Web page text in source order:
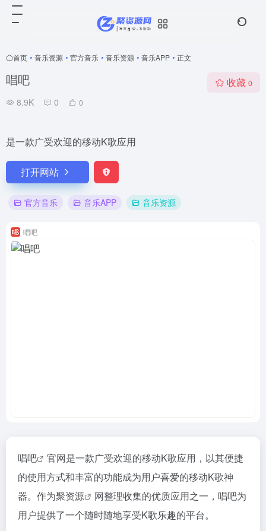
首页 • 音乐资源 • 官方音乐 • 音乐资源 • 音乐APP • 正文
唱吧
8.9K 0 0
收藏 0
是一款广受欢迎的移动K歌应用
打开网站
官方音乐 音乐APP 音乐资源
唱吧
唱吧
官网是一款广受欢迎的移动K歌应用，以其便捷
的使用方式和丰富的功能成为用户喜爱的移动K歌神
器。作为聚资源
网整理收集的优质应用之一，唱吧为
用户提供了一个随时随地享受K歌乐趣的平台。